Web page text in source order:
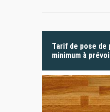
Tarif de pose de
minimum à